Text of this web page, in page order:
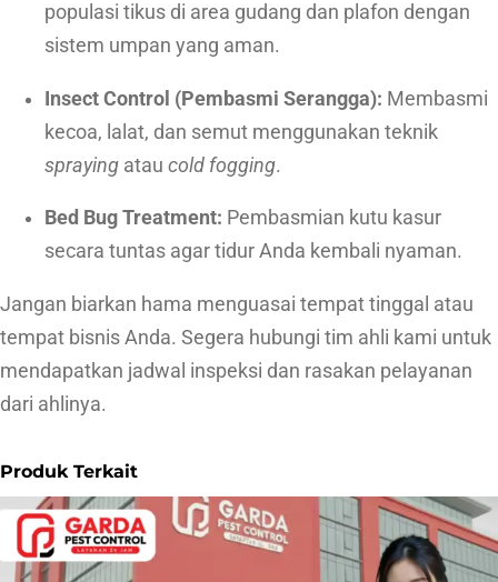
populasi tikus di area gudang dan plafon dengan
sistem umpan yang aman.
Insect Control (Pembasmi Serangga): Membasmi
kecoa, lalat, dan semut menggunakan teknik
spraying atau cold fogging.
Bed Bug Treatment: Pembasmian kutu kasur
secara tuntas agar tidur Anda kembali nyaman.
Jangan biarkan hama menguasai tempat tinggal atau
tempat bisnis Anda. Segera hubungi tim ahli kami untuk
mendapatkan jadwal inspeksi dan rasakan pelayanan
dari ahlinya.
Produk Terkait